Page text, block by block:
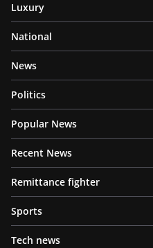
Luxury
National
News
Politics
Popular News
Recent News
Remittance fighter
Sports
Tech news